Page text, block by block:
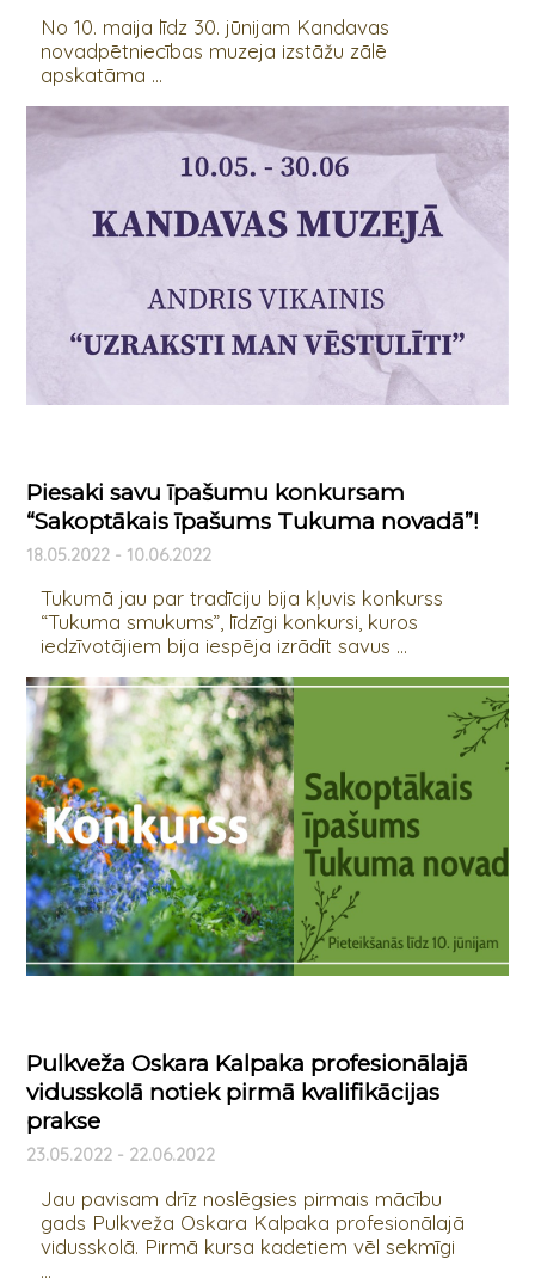
No 10. maija līdz 30. jūnijam Kandavas
novadpētniecības muzeja izstāžu zālē
apskatāma ...
Piesaki savu īpašumu konkursam
“Sakoptākais īpašums Tukuma novadā”!
18.05.2022 - 10.06.2022
Tukumā jau par tradīciju bija kļuvis konkurss
“Tukuma smukums”, līdzīgi konkursi, kuros
iedzīvotājiem bija iespēja izrādīt savus ...
Pulkveža Oskara Kalpaka profesionālajā
vidusskolā notiek pirmā kvalifikācijas
prakse
23.05.2022 - 22.06.2022
Jau pavisam drīz noslēgsies pirmais mācību
gads Pulkveža Oskara Kalpaka profesionālajā
vidusskolā. Pirmā kursa kadetiem vēl sekmīgi
...